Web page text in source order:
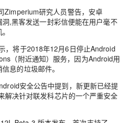
Zimperium研究人员警告，安卓
洞,黑客发送一封彩信便能在用户毫不
，将于2018年12月6日停止Android
（附近通知）服务，因为Android用
息的垃圾邮件。
安全公告中提到，新更新已经提
解决针对联发科芯片的一个严重安全